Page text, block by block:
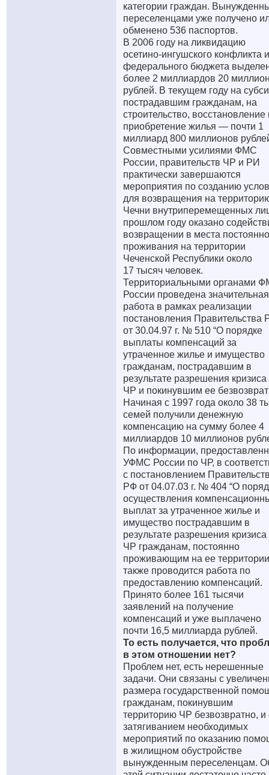
категории граждан.
переселенцами уже получено
обменено 536 паспортов.
В 2006 году на ликвидацию
осетино-ингушского конфликта
федерального бюджета
более 2 миллиардов 20
рублей. В текущем году на
пострадавшим гражданам, на
строительство, восстановление
приобретение жилья — почти 1
миллиард 800 миллионов
Совместными усилиями ФМС
России, правительств ЧР и РИ
практически завершаются
мероприятия по созданию
для возвращения на
Чечни внутриперемещенных
прошлом году оказано
возвращении в места
проживания на территории
Чеченской Республики около
17 тысяч человек.
Территориальными органами
России проведена значительная
работа в рамках реализации
постановления Правительства
от 30.04.97 г. № 510 “О порядке
выплаты компенсаций за
утраченное жилье и имущество
гражданам, пострадавшим в
результате разрешения кризиса
ЧР и покинувшим ее
Начиная с 1997 года около 38
семей получили денежную
компенсацию на сумму более 4
миллиардов 10 миллионов
По информации,
УФМС России по ЧР, в
с постановлением
РФ от 04.07.03 г. № 404 “О
осуществления
выплат за утраченное жилье и
имущество пострадавшим в
результате разрешения кризиса
ЧР гражданам, постоянно
проживающим на ее
также проводится работа по
предоставлению компенсаций.
Принято более 161 тысячи
заявлений на получение
компенсаций и уже выплачено
почти 16,5 миллиарда рублей.
То есть получается, что
в этом отношении нет?
Проблем нет, есть нерешенные
задачи. Они связаны с
размера государственной
гражданам, покинувшим
территорию ЧР безвозвратно, и
затягиванием необходимых
мероприятий по оказанию
в жилищном обустройстве
вынужденным переселенцам.